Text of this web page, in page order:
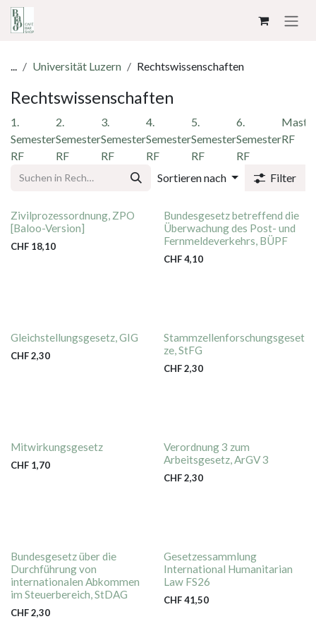
... Universität Luzern Rechtswissenschaften
Rechtswissenschaften
1.
Semester
RF
2.
Semester
RF
3.
Semester
RF
4.
Semester
RF
5.
Semester
RF
6.
Semester
RF
RF
Sortieren nach Filter
Zivilprozessordnung, ZPO
[Baloo-Version]
CHF 18,10
Bundesgesetz betreffend die
Überwachung des Post- und
Fernmeldeverkehrs, BÜPF
CHF4,10
Gleichstellungsgesetz, GIG
CHF2,30
Stammzellenforschungsgeset
ze, StFG
CHF2,30
Mitwirkungsgesetz
CHF 1,70
Verordnung 3 zum
Arbeitsgesetz, ArGV 3
CHF2,30
Bundesgesetz über die
Durchführung von
internationalen Abkommen
im Steuerbereich, StDAG
CHF2,30
Gesetzessammlung
International Humanitarian
Law FS26
CHF41,50